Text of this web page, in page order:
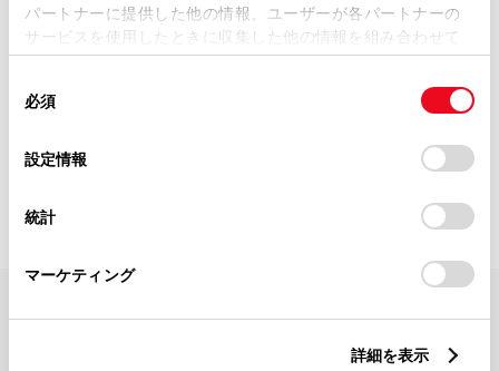
パートナーに提供した他の情報、ユーザーが各パートナーの
サービスを使用したときに収集した他の情報を組み合わせて
使用することがあります。当ウェブサイトの使用を続行する
デバイスにすべてのCookie(クッキー)が保存されることに同
意したことになります。Cookie(クッキー)のオプトアウト、
設定の変更、同意を撤回したりするにあたっては、当社の
「Cookie（クッキー）情報の取り扱いについて
」をご覧くだ
必須
設定情報
統計
マーケティング
詳細を表示
（2-7-4）
見積りシミュレーショントップへ
TOYOTAアカウント利用規約反社会的勢力に対する基本方針企業情報